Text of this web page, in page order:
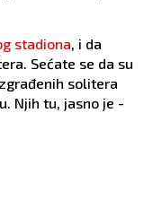
stadiona , i da
Sećate se da su
solitera
Njih tu, jasno je -